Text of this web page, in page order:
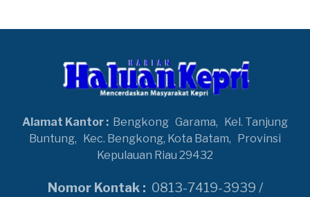
Alamat Kantor : Bengkong Garama,
Kel. Tanjung
Buntung,
Kec. Bengkong, Kota Batam,
Provinsi
Kepulauan Riau 29432
Nomor Kontak : 0813-7419-3939 /